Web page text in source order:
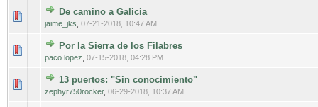
De camino a Galicia
jaime_jks 07-21-2018, 10:47 AM
0 voto(s) - Media 0 de 5
1
Por la Sierra de los Filabres
paco lopez 07-15-2018, 04:28 PM
0 voto(s) - Media 0 de 5
1 2345
13 puertos: "Sin conocimiento"
zephyr750rocker, 06-29-2018, 10:37 AM
0 voto(s) - Media 0 de 5
12345